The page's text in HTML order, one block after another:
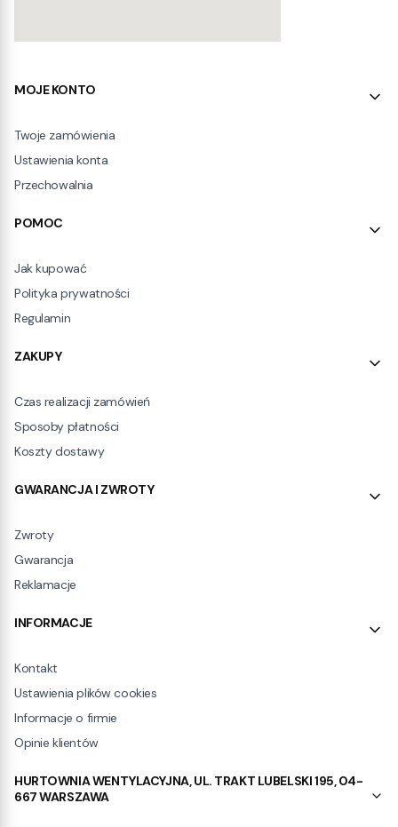
Linki w stopce
MOJE KONTO
Twoje zamówienia
Ustawienia konta
Przechowalnia
POMOC
Jak kupować
Polityka prywatności
Regulamin
ZAKUPY
Czas realizacji zamówień
Sposoby płatności
Koszty dostawy
GWARANCJA I ZWROTY
Zwroty
Gwarancja
Reklamacje
INFORMACJE
Kontakt
Ustawienia plików cookies
Informacje o firmie
Opinie klientów
HURTOWNIA WENTYLACYJNA, UL. TRAKT LUBELSKI 195, 04-
667 WARSZAWA